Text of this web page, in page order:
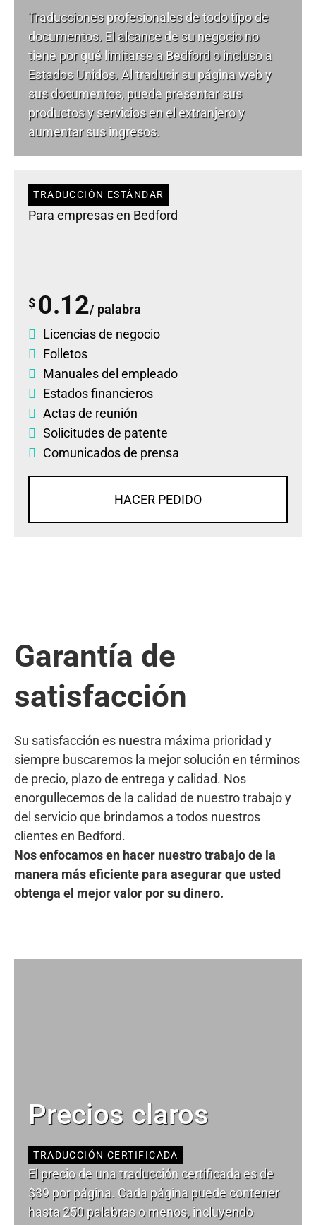
Traducciones profesionales de todo tipo de
documentos. El alcance de su negocio no
tiene por qué limitarse a Bedford o incluso a
Estados Unidos. Al traducir su página web y
sus documentos, puede presentar sus
productos y servicios en el extranjero y
aumentar sus ingresos.
TRADUCCIÓN ESTÁNDAR
Para empresas en Bedford
$ 0.12/ palabra
Licencias de negocio
Folletos
Manuales del empleado
Estados financieros
Actas de reunión
Solicitudes de patente
Comunicados de prensa
HACER PEDIDO
Garantía de
satisfacción
Su satisfacción es nuestra máxima prioridad y
siempre buscaremos la mejor solución en términos
de precio, plazo de entrega y calidad. Nos
enorgullecemos de la calidad de nuestro trabajo y
del servicio que brindamos a todos nuestros
clientes en Bedford.
Nos enfocamos en hacer nuestro trabajo de la
manera más eficiente para asegurar que usted
obtenga el mejor valor por su dinero.
Precios claros
TRADUCCIÓN CERTIFICADA
El precio de una traducción certificada es de
$39 por página. Cada página puede contener
hasta 250 palabras o menos, incluyendo